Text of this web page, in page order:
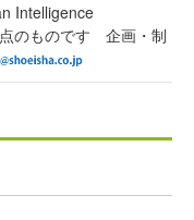
Intelligence
点のものです 企画・制